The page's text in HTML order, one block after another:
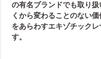
の有名ブランドでも取り
くから変わることのない
をあらわすエキゾチック
す。